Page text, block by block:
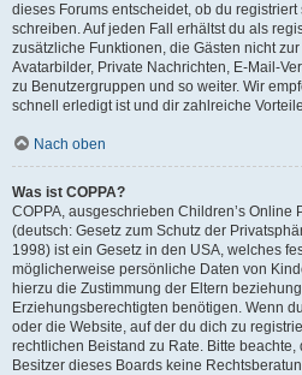
dieses Forums entscheidet, ob du
schreiben. Auf jeden Fall erhältst du als
zusätzliche Funktionen, die Gästen nicht
Avatarbilder, Private Nachrichten, E-Mail-
zu Benutzergruppen und so weiter. Wir
schnell erledigt ist und dir zahlreiche
Nach oben
Was ist COPPA?
COPPA, ausgeschrieben Children’s Online
(deutsch: Gesetz zum Schutz der
1998) ist ein Gesetz in den USA, welches
möglicherweise persönliche Daten von
hierzu die Zustimmung der Eltern
Erziehungsberechtigten benötigen. Wenn
oder die Website, auf der du dich zu
rechtlichen Beistand zu Rate. Bitte
Besitzer dieses Boards keine